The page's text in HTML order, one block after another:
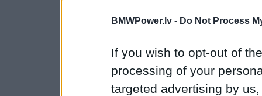
BMWPower.lv - Do Not Process
If you wish to opt-out of
processing of your
targeted advertising by